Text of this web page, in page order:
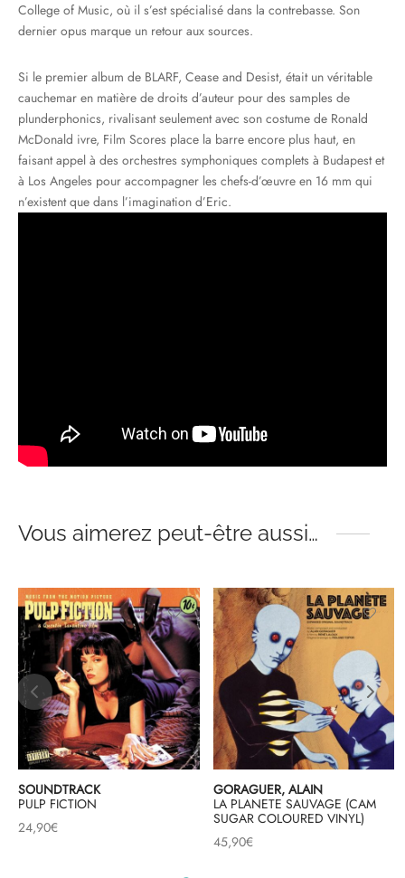
College of Music, où il s’est spécialisé dans la contrebasse. Son
dernier opus marque un retour aux sources.
Si le premier album de BLARF, Cease and Desist, était un véritable
cauchemar en matière de droits d’auteur pour des samples de
plunderphonics, rivalisant seulement avec son costume de Ronald
McDonald ivre, Film Scores place la barre encore plus haut, en
faisant appel à des orchestres symphoniques complets à Budapest et
à Los Angeles pour accompagner les chefs-d’œuvre en 16 mm qui
n’existent que dans l’imagination d’Eric.
Vous aimerez peut-être aussi…
SOUNDTRACK
PULP FICTION
24,90€
GORAGUER, ALAIN
LA PLANETE SAUVAGE (CAM
SUGAR COLOURED VINYL)
45,90€